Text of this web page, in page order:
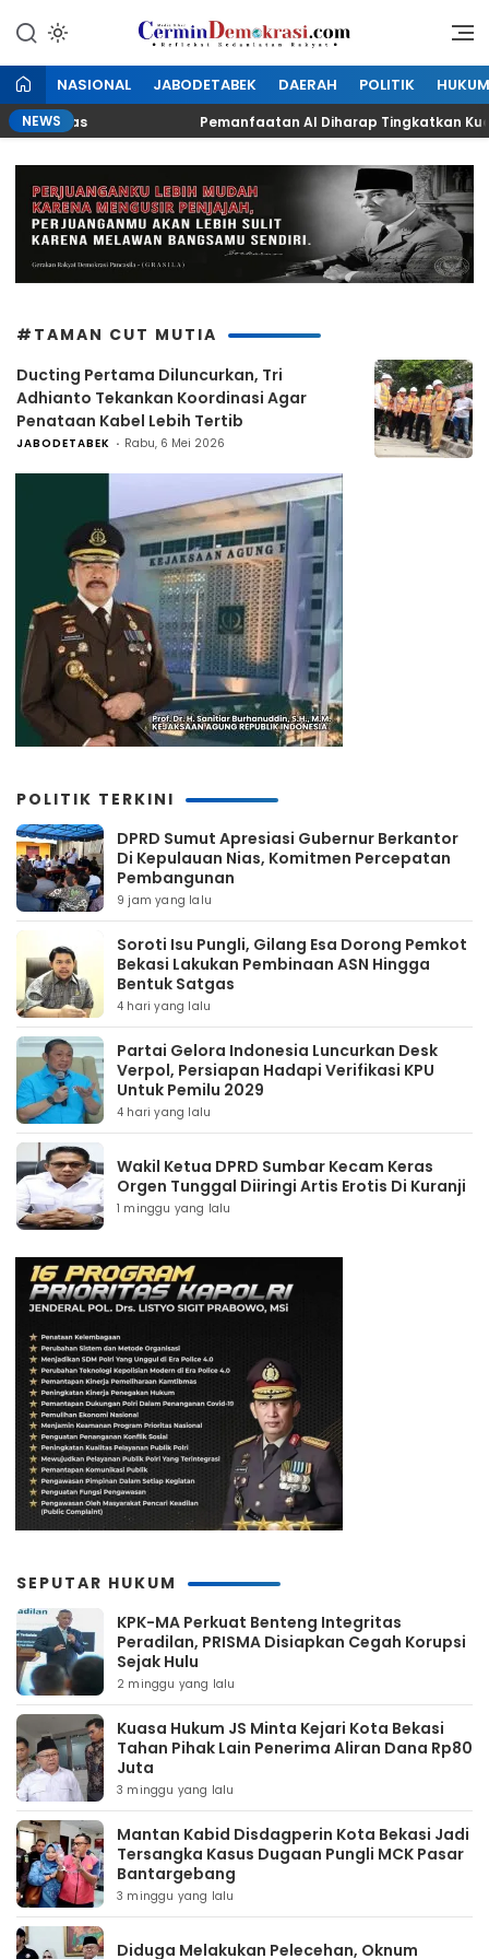
konten
CerminDemokrasi.com
Refleksi Kedaulatan Rakyat
NASIONAL JABODETABEK DAERAH POLITIK HUKUM
NEWS
Kelas Pemanfaatan AI Diharap Tingkatkan
#TAMAN CUT MUTIA
Ducting Pertama Diluncurkan, Tri
Adhianto Tekankan Koordinasi Agar
Penataan Kabel Lebih Tertib
JABODETABEK Rabu, 6 Mei 2026
POLITIK TERKINI
DPRD Sumut Apresiasi Gubernur Berkantor
Di Kepulauan Nias, Komitmen Percepatan
Pembangunan
9 jam yang lalu
Soroti Isu Pungli, Gilang Esa Dorong Pemkot
Bekasi Lakukan Pembinaan ASN Hingga
Bentuk Satgas
4 hari yang lalu
Partai Gelora Indonesia Luncurkan Desk
Verpol, Persiapan Hadapi Verifikasi KPU
Untuk Pemilu 2029
4 hari yang lalu
Wakil Ketua DPRD Sumbar Kecam Keras
Orgen Tunggal Diiringi Artis Erotis Di Kuranji
1 minggu yang lalu
SEPUTAR HUKUM
KPK-MA Perkuat Benteng Integritas
Peradilan, PRISMA Disiapkan Cegah Korupsi
Sejak Hulu
2 minggu yang lalu
Kuasa Hukum JS Minta Kejari Kota Bekasi
Tahan Pihak Lain Penerima Aliran Dana Rp80
Juta
3 minggu yang lalu
Mantan Kabid Disdagperin Kota Bekasi Jadi
Tersangka Kasus Dugaan Pungli MCK Pasar
Bantargebang
3 minggu yang lalu
Diduga Melakukan Pelecehan, Oknum